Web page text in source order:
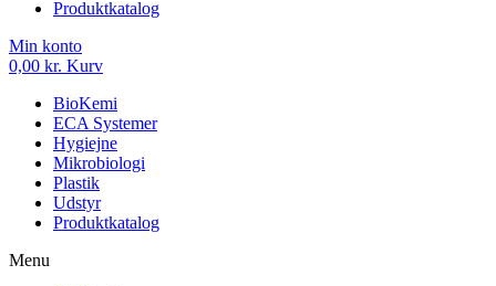
Produktkatalog
Min konto
0,00 kr. Kurv
BioKemi
ECA Systemer
Hygiejne
Mikrobiologi
Plastik
Udstyr
Produktkatalog
Menu